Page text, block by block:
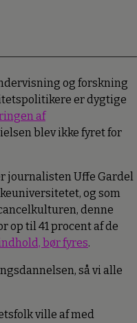
og forskning
er dygtige
af
blev ikke fyret for
journalisten Uffe Gardel
og som
denne
op til 41 procent af de
bør fyres.
så vi alle
ville af med